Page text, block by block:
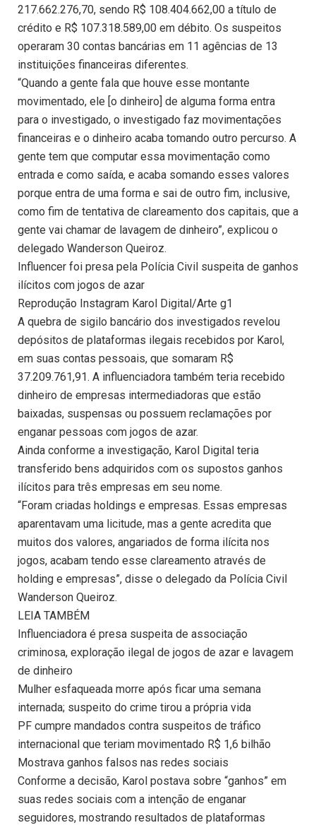
217.662.276,70, sendo R$ 108.404.662,00 a título de
crédito e R$ 107.318.589,00 em débito. Os suspeitos
operaram 30 contas bancárias em 11 agências de 13
instituições financeiras diferentes.
“Quando a gente fala que houve esse montante
movimentado, ele [o dinheiro] de alguma forma entra
para o investigado, o investigado faz movimentações
financeiras e o dinheiro acaba tomando outro percurso. A
gente tem que computar essa movimentação como
entrada e como saída, e acaba somando esses valores
porque entra de uma forma e sai de outro fim, inclusive,
como fim de tentativa de clareamento dos capitais, que a
gente vai chamar de lavagem de dinheiro”, explicou o
delegado Wanderson Queiroz.
Influencer foi presa pela Polícia Civil suspeita de ganhos
ilícitos com jogos de azar
Reprodução Instagram Karol Digital/Arte g1
A quebra de sigilo bancário dos investigados revelou
depósitos de plataformas ilegais recebidos por Karol,
em suas contas pessoais, que somaram R$
37.209.761,91. A influenciadora também teria recebido
dinheiro de empresas intermediadoras que estão
baixadas, suspensas ou possuem reclamações por
enganar pessoas com jogos de azar.
Ainda conforme a investigação, Karol Digital teria
transferido bens adquiridos com os supostos ganhos
ilícitos para três empresas em seu nome.
“Foram criadas holdings e empresas. Essas empresas
aparentavam uma licitude, mas a gente acredita que
muitos dos valores, angariados de forma ilícita nos
jogos, acabam tendo esse clareamento através de
holding e empresas”, disse o delegado da Polícia Civil
Wanderson Queiroz.
LEIA TAMBÉM
Influenciadora é presa suspeita de associação
criminosa, exploração ilegal de jogos de azar e lavagem
de dinheiro
Mulher esfaqueada morre após ficar uma semana
internada; suspeito do crime tirou a própria vida
PF cumpre mandados contra suspeitos de tráfico
internacional que teriam movimentado R$ 1,6 bilhão
Mostrava ganhos falsos nas redes sociais
Conforme a decisão, Karol postava sobre “ganhos” em
suas redes sociais com a intenção de enganar
seguidores, mostrando resultados de plataformas